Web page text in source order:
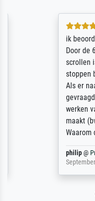
4.5 /
ik beoordeel
Door de 69505
scrollen is
stoppen begint
Als er naar een
gevraagd wordt
werken van
maakt (bvb
Waarom duidt u
September 23, 2025